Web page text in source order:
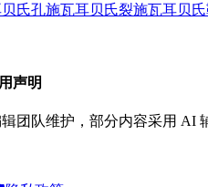
氏孔施瓦耳贝氏裂施瓦耳贝
声明
团队维护，部分内容采用 AI